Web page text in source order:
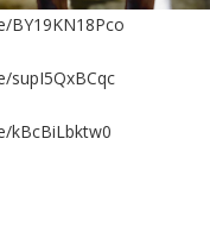
BY19KN18Pco
supI5QxBCqc
kBcBiLbktw0